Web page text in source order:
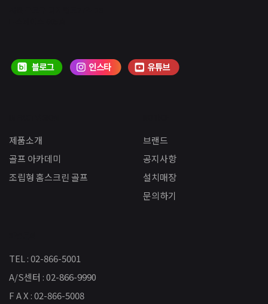
제품소개
골프 아카데미
조립형 홈스크린 골프
브랜드
공지사항
설치매장
문의하기
TEL : 02-866-5001
A/S센터 : 02-866-9990
F A X : 02-866-5008